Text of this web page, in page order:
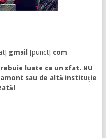
gmail [punct] com
luate ca un sfat. NU
sau de altă instituție